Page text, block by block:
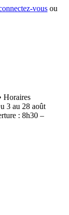
vous ou
Horaires
3 au 28 août
: 8h30 –